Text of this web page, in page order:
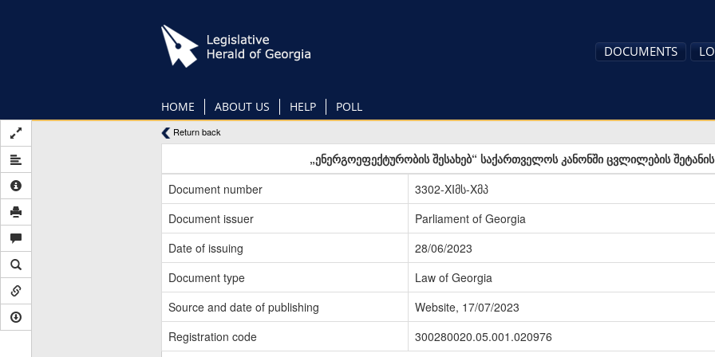
HOME ABOUT US HELP POLL
DOCUMENTS
Return back
„ენერგოეფექტურობის შესახებ“ საქართველოს კანონში ცვლილების
Document number
3302-XIმს-Xმპ
Document issuer
Parliament of Georgia
Date of issuing
28/06/2023
Document type
Law of Georgia
Source and date of publishing
Website, 17/07/2023
Registration code
300280020.05.001.020976